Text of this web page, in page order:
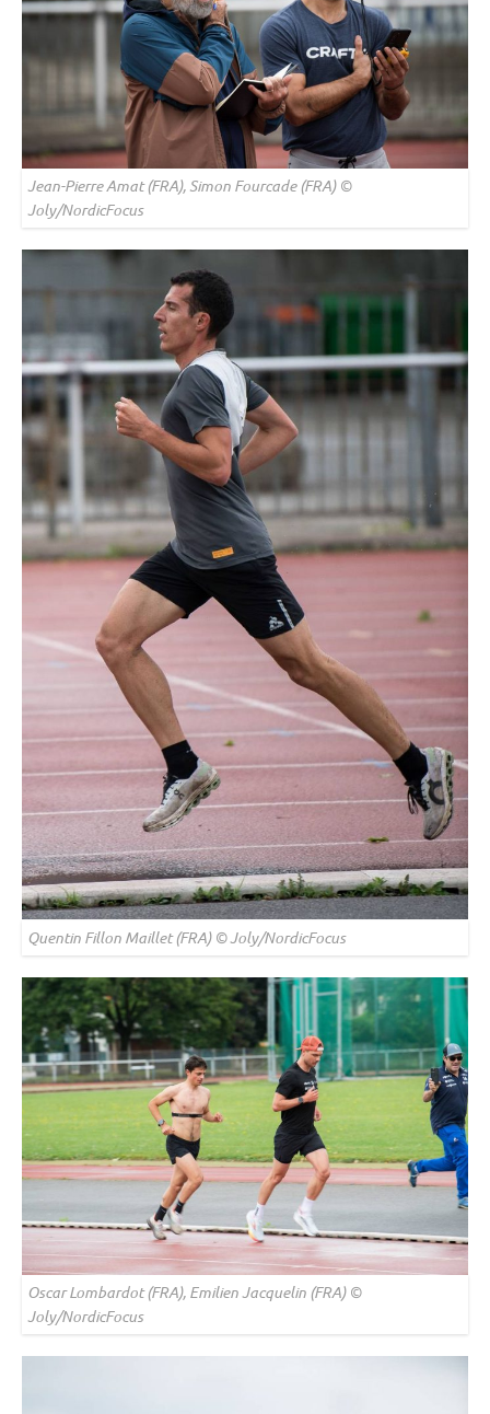
Jean-Pierre Amat (FRA), Simon Fourcade (FRA) ©
Joly/NordicFocus
Quentin Fillon Maillet (FRA) © Joly/NordicFocus
Oscar Lombardot (FRA), Emilien Jacquelin (FRA) ©
Joly/NordicFocus